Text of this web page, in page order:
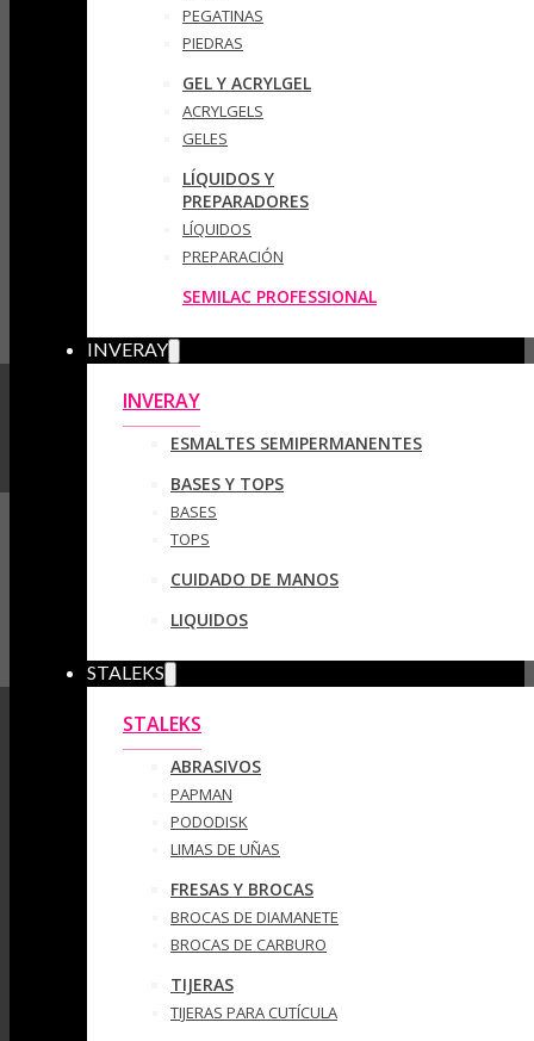
PEGATINAS
PIEDRAS
GEL Y ACRYLGEL
ACRYLGELS
GELES
LÍQUIDOS Y
PREPARADORES
LÍQUIDOS
PREPARACIÓN
SEMILAC PROFESSIONAL
INVERAY
INVERAY
ESMALTES SEMIPERMANENTES
BASES Y TOPS
BASES
TOPS
CUIDADO DE MANOS
LIQUIDOS
STALEKS
STALEKS
ABRASIVOS
PAPMAN
PODODISK
LIMAS DE UÑAS
FRESAS Y BROCAS
BROCAS DE DIAMANETE
BROCAS DE CARBURO
TIJERAS
TIJERAS PARA CUTÍCULA